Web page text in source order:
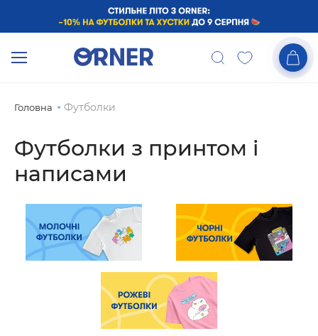
Головна Футболки
Футболки з принтом і
написами